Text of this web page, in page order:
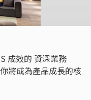
成效的 資深業務
將成為產品成長的核